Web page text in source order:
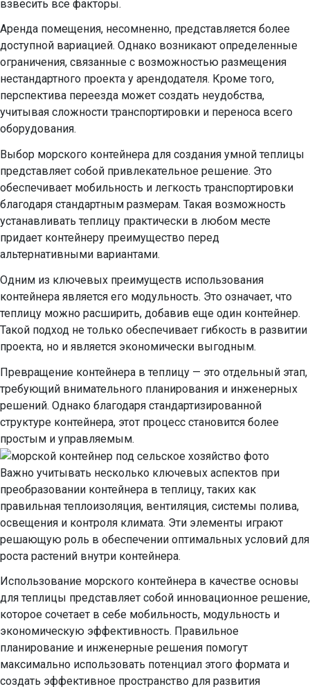
взвесить все факторы.
Аренда помещения, несомненно, представляется более
доступной вариацией. Однако возникают определенные
ограничения, связанные с возможностью размещения
нестандартного проекта у арендодателя. Кроме того,
перспектива переезда может создать неудобства,
учитывая сложности транспортировки и переноса всего
оборудования.
Выбор морского контейнера для создания умной теплицы
представляет собой привлекательное решение. Это
обеспечивает мобильность и легкость транспортировки
благодаря стандартным размерам. Такая возможность
устанавливать теплицу практически в любом месте
придает контейнеру преимущество перед
альтернативными вариантами.
Одним из ключевых преимуществ использования
контейнера является его модульность. Это означает, что
теплицу можно расширить, добавив еще один контейнер.
Такой подход не только обеспечивает гибкость в развитии
проекта, но и является экономически выгодным.
Превращение контейнера в теплицу — это отдельный этап,
требующий внимательного планирования и инженерных
решений. Однако благодаря стандартизированной
структуре контейнера, этот процесс становится более
простым и управляемым.
Важно учитывать несколько ключевых аспектов при
преобразовании контейнера в теплицу, таких как
правильная теплоизоляция, вентиляция, системы полива,
освещения и контроля климата. Эти элементы играют
решающую роль в обеспечении оптимальных условий для
роста растений внутри контейнера.
Использование морского контейнера в качестве основы
для теплицы представляет собой инновационное решение,
которое сочетает в себе мобильность, модульность и
экономическую эффективность. Правильное
планирование и инженерные решения помогут
максимально использовать потенциал этого формата и
создать эффективное пространство для развития